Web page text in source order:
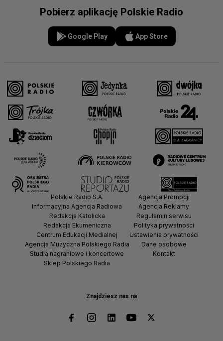
Pobierz aplikację Polskie Radio
Google Play App Store
Znajdziesz nas na
Polskie Radio S.A.
Informacyjna Agencja Radiowa
Redakcja Katolicka
Redakcja Ekumeniczna
Centrum Edukacji Medialnej
Agencja Muzyczna Polskiego Radia
Studia nagraniowe i koncertowe
Sklep Polskiego Radia
Agencja Promocji
Agencja Reklamy
Regulamin serwisu
Polityka prywatności
Ustawienia prywatności
Dane osobowe
Kontakt